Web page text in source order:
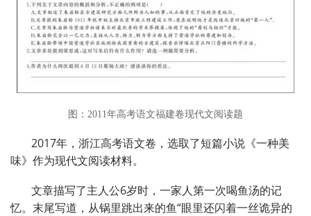
图：2011年高考语文福建卷现代文阅读题
2017年，浙江高考语文卷，选取了短篇小说《一种美
味》作为现代文阅读材料。
文章描写了主人公6岁时，一家人第一次喝鱼汤的记
忆。末尾写道，从锅里跳出来的鱼“眼里还闪着一丝诡异的